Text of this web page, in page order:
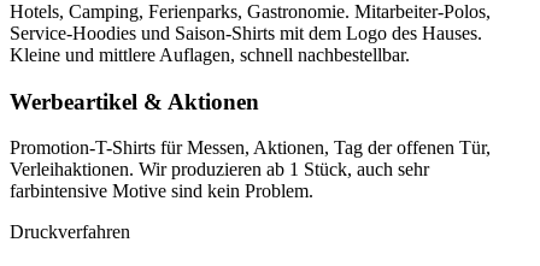
Hotels, Camping, Ferienparks, Gastronomie. Mitarbeiter-Polos,
Service-Hoodies und Saison-Shirts mit dem Logo des Hauses.
Kleine und mittlere Auflagen, schnell nachbestellbar.
Werbeartikel & Aktionen
Promotion-T-Shirts für Messen, Aktionen, Tag der offenen Tür,
Verleihaktionen. Wir produzieren ab 1 Stück, auch sehr
farbintensive Motive sind kein Problem.
Druckverfahren